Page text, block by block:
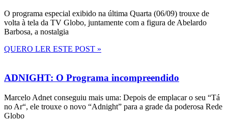
O programa especial exibido na última Quarta (06/09) trouxe de
volta à tela da TV Globo, juntamente com a figura de Abelardo
Barbosa, a nostalgia
QUERO LER ESTE POST »
ADNIGHT: O Programa incompreendido
Marcelo Adnet conseguiu mais uma: Depois de emplacar o seu “Tá
no Ar“, ele trouxe o novo “Adnight” para a grade da poderosa Rede
Globo